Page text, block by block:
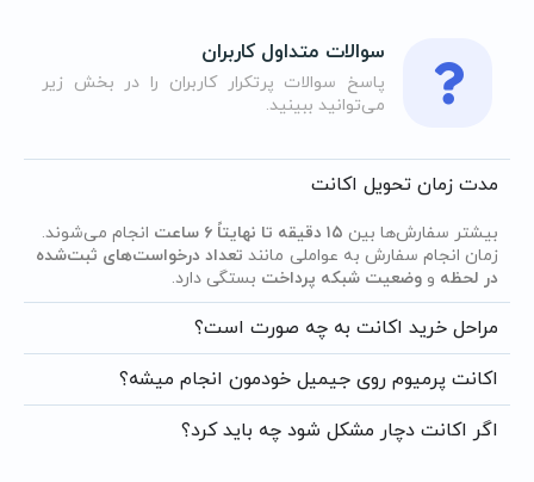
سوالات متداول کاربران
پاسخ سوالات پرتکرار کاربران را در بخش زیر
می‌توانید ببینید.
مدت زمان تحویل اکانت
بیشتر سفارش‌ها بین ۱۵ دقیقه تا نهایتاً ۶ ساعت
انجام می‌شوند.
زمان انجام سفارش به عواملی مانند تعداد درخواست‌های ثبت‌شده
در لحظه و وضعیت شبکه پرداخت بستگی دارد.
مراحل خرید اکانت به چه صورت است؟
اکانت پرمیوم روی جیمیل خودمون انجام میشه؟
اگر اکانت دچار مشکل شود چه باید کرد؟